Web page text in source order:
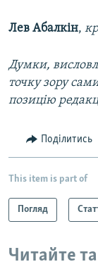
Лев Абалкін,
Думки,
точку зору
позицію
Поділитись
This item is part of
Погляд
Читайте